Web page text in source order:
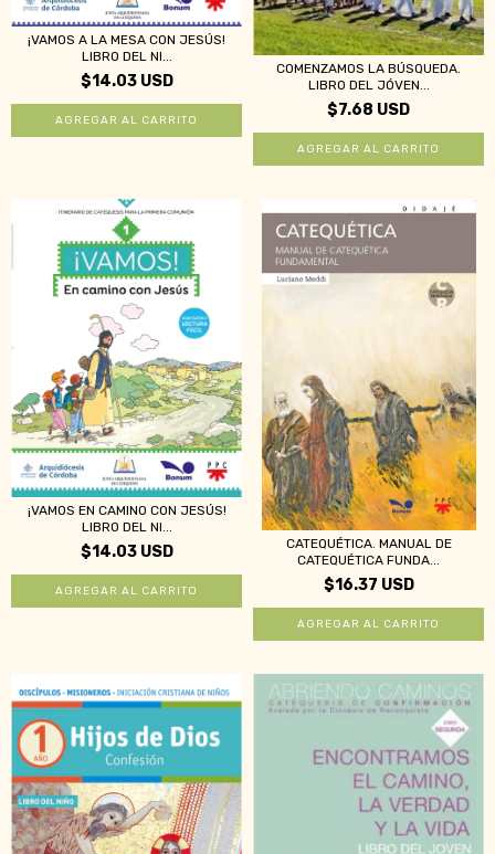
¡VAMOS A LA MESA CON JESÚS!
LIBRO DEL NI...
$14.03 USD
COMENZAMOS LA BÚSQUEDA.
LIBRO DEL JÓVEN...
$7.68 USD
¡VAMOS EN CAMINO CON JESÚS!
LIBRO DEL NI...
$14.03 USD
CATEQUÉTICA. MANUAL DE
CATEQUÉTICA FUNDA...
$16.37 USD